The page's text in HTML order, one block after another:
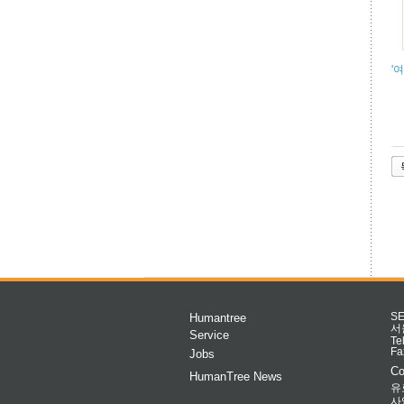
'
Humantree
Service
Jobs
HumanTree News
서
유
사